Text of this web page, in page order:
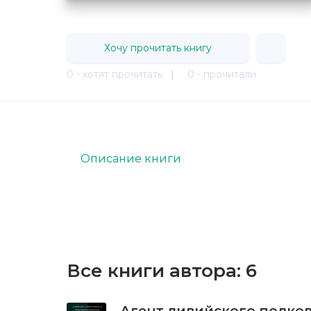
Хочу прочитать книгу
0 - хотят прочитать | 0 - прочитали
Описание книги
Все книги автора: 6